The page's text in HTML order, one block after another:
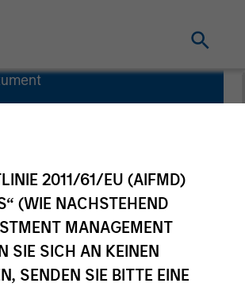
2011/61/EU (AIFMD)
(WIE NACHSTEHEND
MANAGEMENT
SIE SICH AN KEINEN
SENDEN SIE BITTE EINE